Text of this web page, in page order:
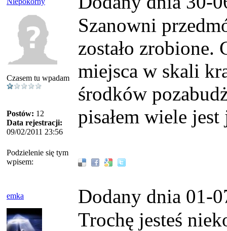
Czasem tu wpadam
Postów: 12
Data rejestracji:
09/02/2011 23:56
Szanowni
zostało zrobione.
miejsca w skali
środków
pisałem wiele
Podzielenie się tym
wpisem:
emka Dodany dnia 01-
Trochę jesteś